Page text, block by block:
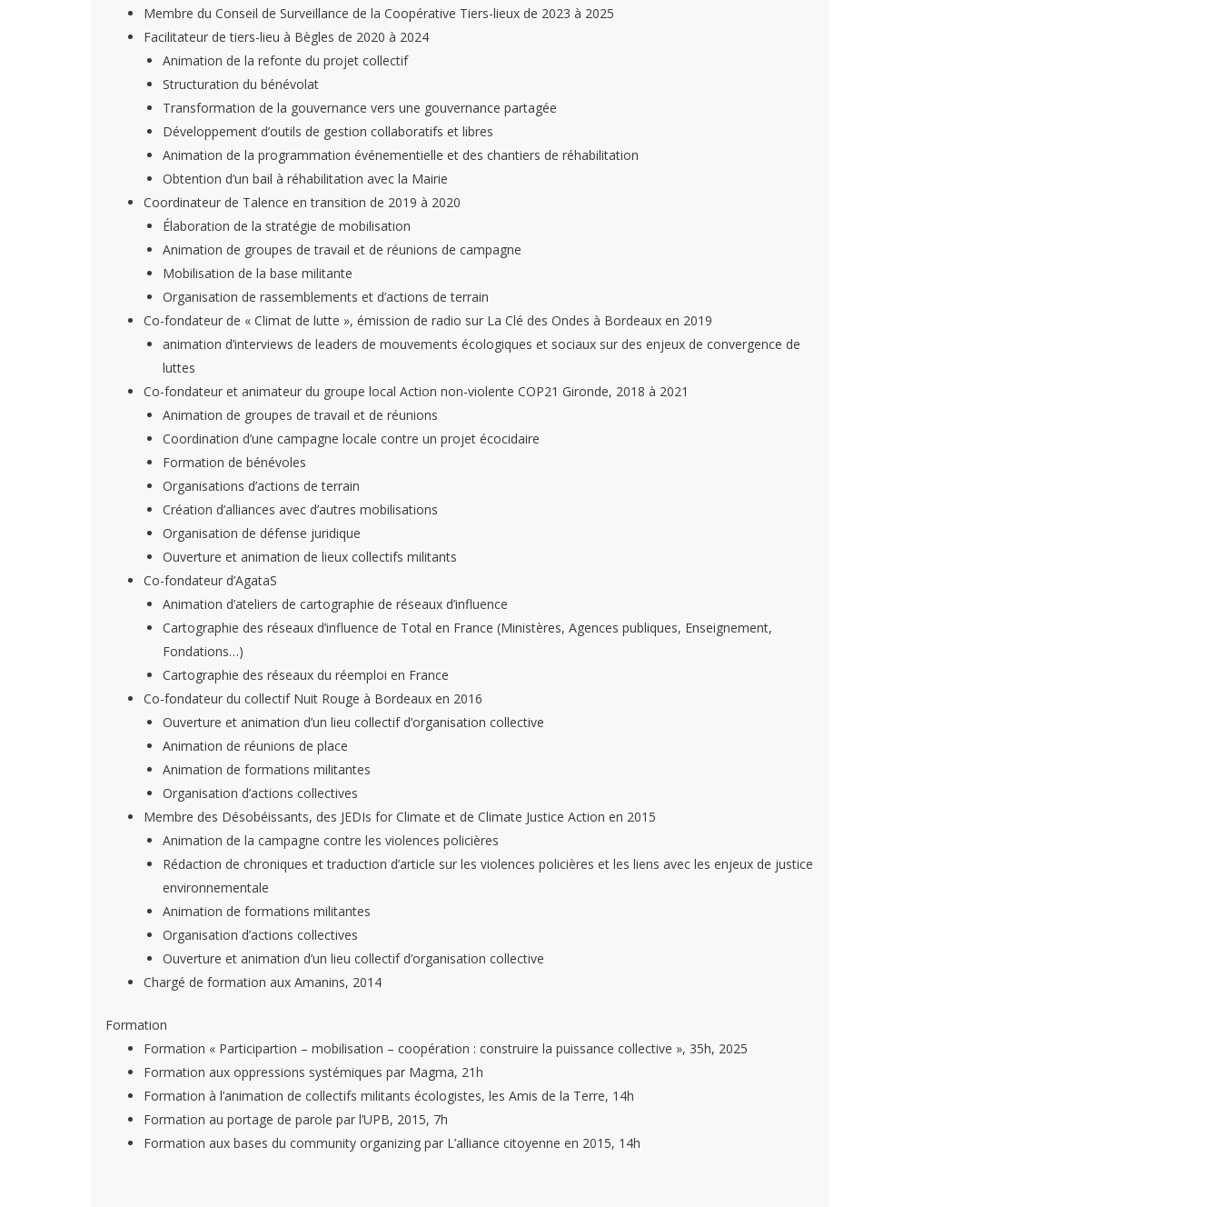
Membre du Conseil de Surveillance de la Coopérative Tiers-lieux de 2023 à 2025
Facilitateur de tiers-lieu à Bègles de 2020 à 2024
Animation de la refonte du projet collectif
Structuration du bénévolat
Transformation de la gouvernance vers une gouvernance partagée
Développement d’outils de gestion collaboratifs et libres
Animation de la programmation événementielle et des chantiers de réhabilitation
Obtention d’un bail à réhabilitation avec la Mairie
Coordinateur de Talence en transition de 2019 à 2020
Élaboration de la stratégie de mobilisation
Animation de groupes de travail et de réunions de campagne
Mobilisation de la base militante
Organisation de rassemblements et d’actions de terrain
Co-fondateur de « Climat de lutte », émission de radio sur La Clé des Ondes à Bordeaux en 2019
animation d’interviews de leaders de mouvements écologiques et sociaux sur des enjeux de convergence de
luttes
Co-fondateur et animateur du groupe local Action non-violente COP21 Gironde, 2018 à 2021
Animation de groupes de travail et de réunions
Coordination d’une campagne locale contre un projet écocidaire
Formation de bénévoles
Organisations d’actions de terrain
Création d’alliances avec d’autres mobilisations
Organisation de défense juridique
Ouverture et animation de lieux collectifs militants
Co-fondateur d’AgataS
Animation d’ateliers de cartographie de réseaux d’influence
Cartographie des réseaux d’influence de Total en France (Ministères, Agences publiques, Enseignement,
Fondations…)
Cartographie des réseaux du réemploi en France
Co-fondateur du collectif Nuit Rouge à Bordeaux en 2016
Ouverture et animation d’un lieu collectif d’organisation collective
Animation de réunions de place
Animation de formations militantes
Organisation d’actions collectives
Membre des Désobéissants, des JEDIs for Climate et de Climate Justice Action en 2015
Animation de la campagne contre les violences policières
Rédaction de chroniques et traduction d’article sur les violences policières et les liens avec les enjeux de justice
environnementale
Animation de formations militantes
Organisation d’actions collectives
Ouverture et animation d’un lieu collectif d’organisation collective
Chargé de formation aux Amanins, 2014
Formation
Formation « Participartion – mobilisation – coopération : construire la puissance collective », 35h, 2025
Formation aux oppressions systémiques par Magma, 21h
Formation à l’animation de collectifs militants écologistes, les Amis de la Terre, 14h
Formation au portage de parole par l’UPB, 2015, 7h
Formation aux bases du community organizing par L’alliance citoyenne en 2015, 14h